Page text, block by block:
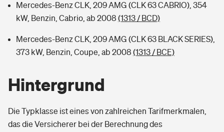
Mercedes-Benz CLK, 209 AMG (CLK 63 CABRIO), 354
kW, Benzin, Cabrio, ab 2008 (1313 / BCD)
Mercedes-Benz CLK, 209 AMG (CLK 63 BLACK SERIES),
373 kW, Benzin, Coupe, ab 2008 (1313 / BCE)
Hintergrund
Die Typklasse ist eines von zahlreichen Tarifmerkmalen,
das die Versicherer bei der Berechnung des